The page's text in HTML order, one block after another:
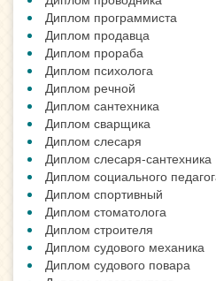
Диплом программиста
Диплом продавца
Диплом прораба
Диплом психолога
Диплом речной
Диплом сантехника
Диплом сварщика
Диплом слесаря
Диплом слесаря-сантехника
Диплом социального
Диплом спортивный
Диплом стоматолога
Диплом строителя
Диплом судового механика
Диплом судового повара